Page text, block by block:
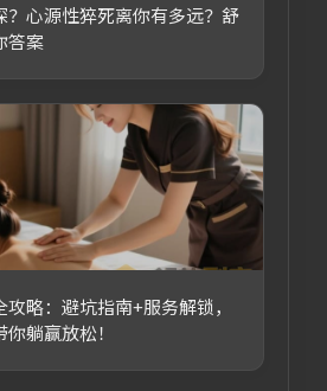
？心源性猝死离你有多远？舒
答案
略：避坑指南+服务解锁，
躺赢放松！